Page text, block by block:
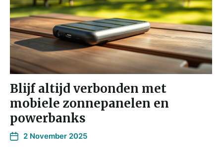
Blijf altijd verbonden met
mobiele zonnepanelen en
powerbanks
2 November 2025